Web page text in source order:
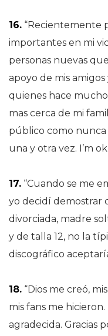
16. “Recientemente
importantes en mi
personas nuevas
apoyo de mis
quienes hace
mas cerca de mi
público como
una y otra vez. I’m
17. “Cuando se me
yo decidí demostrar
divorciada, madre
y de talla 12, no la
discográfico
18. “Dios me creó,
mis fans me
agradecida. Gracias